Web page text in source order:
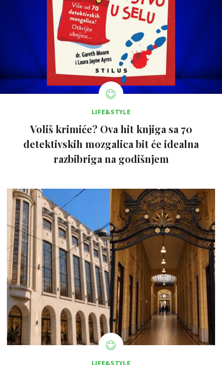
LIFE&STYLE
Voliš krimiće? Ova hit knjiga sa 70
detektivskih mozgalica bit će idealna
razbibriga na godišnjem
LIFE&STYLE